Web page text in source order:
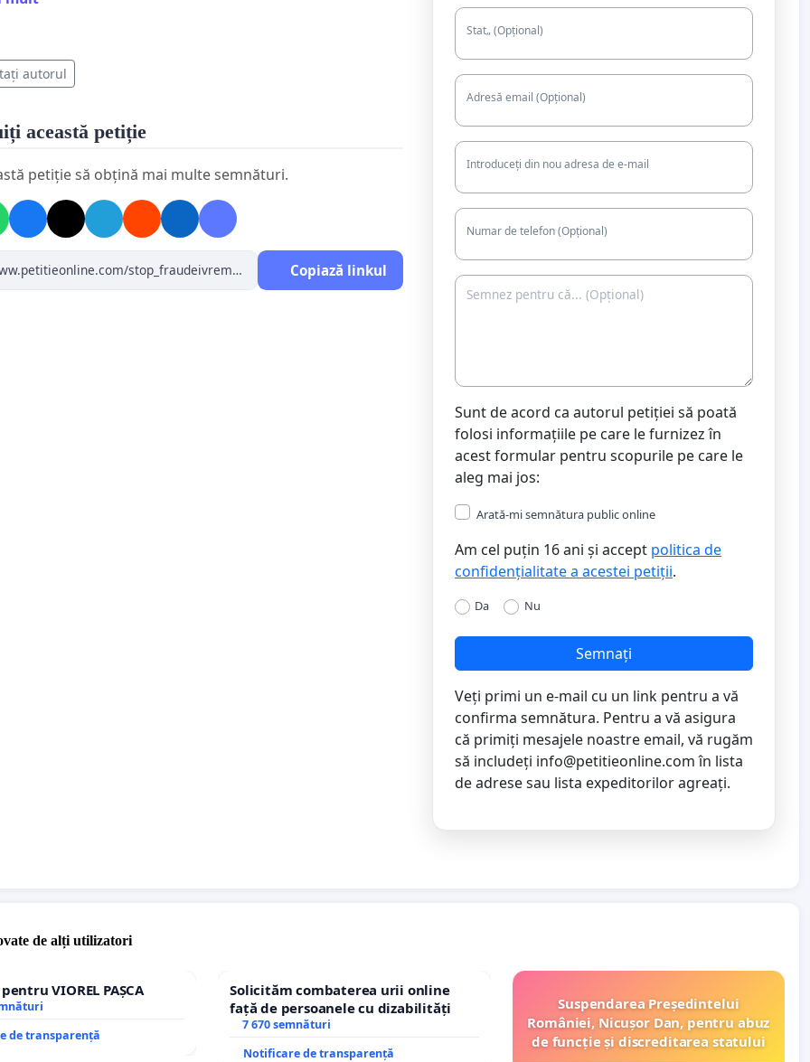
democrația.
validării rezultatelor până la finalizarea unei
autorul
această petiție
petiție să obțină mai multe semnături.
Copiază linkul
Stat„ (Opțional)
Adresă email (Opțional)
Introduceți din nou adresa de e-mail
Numar de telefon (Opțional)
Sunt de acord ca autorul petiției să poată
folosi informațiile pe care le furnizez în
acest formular pentru scopurile pe care le
aleg mai jos:
Arată-mi semnătura public online
Am cel puțin 16 ani și accept politica de
confidențialitate a acestei petiții.
Da Nu
Semnați
Veți primi un e-mail cu un link pentru a vă
confirma semnătura. Pentru a vă asigura
că primiți mesajele noastre email, vă rugăm
să includeți info@petitieonline.comîn lista
de adrese sau lista expeditorilor agreați.
de alți utilizatori
VIOREL PAȘCA
de transparență
Solicităm combaterea urii online
față de persoanele cu dizabilități
7 670 semnături
Notificare de transparență
Suspendarea Președintelui
României, Nicușor Dan, pentru abuz
de funcție și discreditarea statului